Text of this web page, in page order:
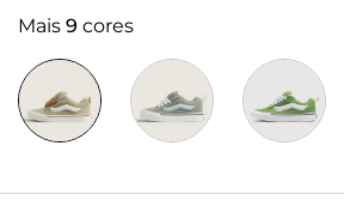
Mais 9 cores